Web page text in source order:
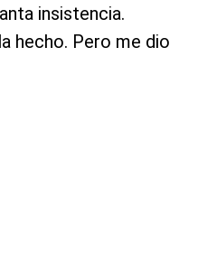
insistencia.
hecho. Pero me dio